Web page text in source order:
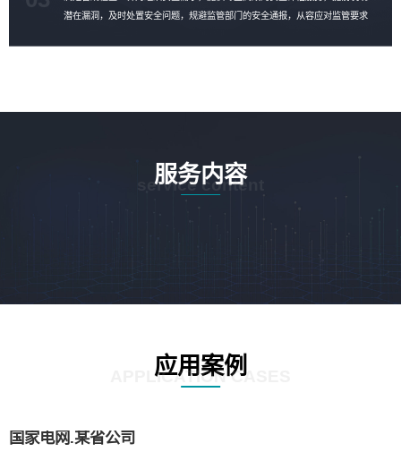
潜在漏洞，及时处置安全问题，规避监管部门的安全通报，从容应对监管要求
服务内容
service content
应用案例
APPLICATION CASES
国家电网.某省公司